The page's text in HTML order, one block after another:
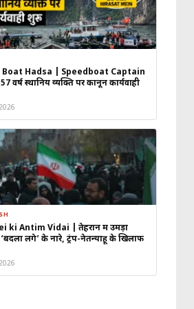
आकार रेत के कण जितना छोटा होता
पर किसी तरह के नुकसान की
और रहस्यों की याद दिलाती
साबित हुई।
पहुंच जाता है।
Hadsa | Speedboat Captain
वर्ष स्थानिय व्यक्ति पर कानून कार्यवाही
ki Antim Vidai | तेहरान में उमड़ा
लेंगे’ के नारे, ट्रंप-नेतन्याहू के खिलाफ